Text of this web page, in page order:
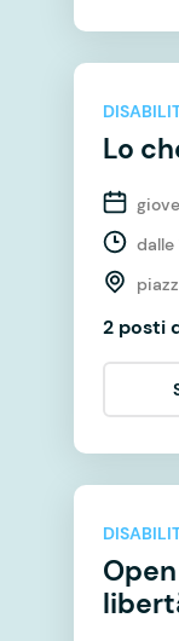
Lo
dalle
2 posti